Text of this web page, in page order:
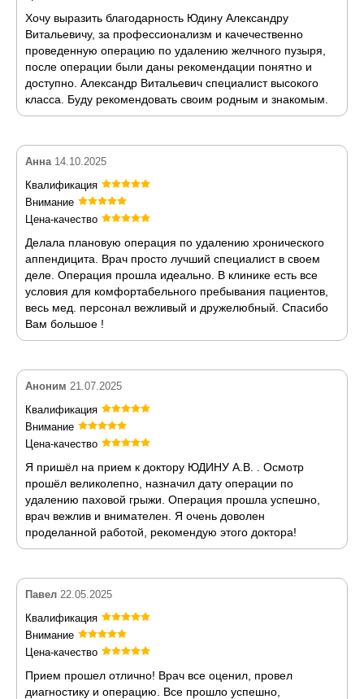
Хочу выразить благодарность Юдину Александру
Витальевичу, за профессионализм и качечественно
проведенную операцию по удалению желчного пузыря,
после операции были даны рекомендации понятно и
доступно. Александр Витальевич специалист высокого
класса. Буду рекомендовать своим родным и знакомым.
Анна 14.10.2025
Квалификация
Внимание
Цена-качество
Делала плановую операция по удалению хронического
аппендицита. Врач просто лучший специалист в своем
деле. Операция прошла идеально. В клинике есть все
условия для комфортабельного пребывания пациентов,
весь мед. персонал вежливый и дружелюбный. Спасибо
Вам большое !
Аноним 21.07.2025
Квалификация
Внимание
Цена-качество
Я пришёл на прием к доктору ЮДИНУ А.В. . Осмотр
прошёл великолепно, назначил дату операции по
удалению паховой грыжи. Операция прошла успешно,
врач вежлив и внимателен. Я очень доволен
проделанной работой, рекомендую этого доктора!
Павел 22.05.2025
Квалификация
Внимание
Цена-качество
Прием прошел отлично! Врач все оценил, провел
диагностику и операцию. Все прошло успешно,